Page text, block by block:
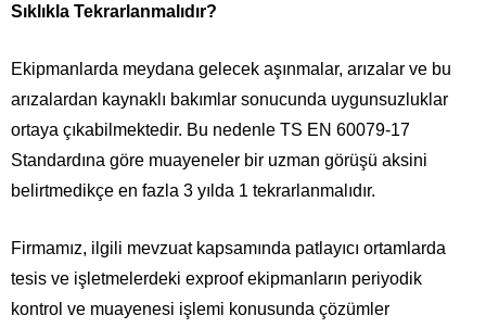
Sıklıkla Tekrarlanmalıdır?
Ekipmanlarda meydana gelecek aşınmalar, arızalar ve bu
arızalardan kaynaklı bakımlar sonucunda uygunsuzluklar
ortaya çıkabilmektedir. Bu nedenle TS EN 60079-17
Standardına göre muayeneler bir uzman görüşü aksini
belirtmedikçe en fazla 3 yılda 1 tekrarlanmalıdır.
Firmamız, ilgili mevzuat kapsamında patlayıcı ortamlarda
tesis ve işletmelerdeki exproof ekipmanların periyodik
kontrol ve muayenesi işlemi konusunda çözümler